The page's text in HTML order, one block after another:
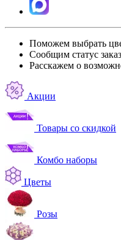
Поможем выбрать
Сообщим статус
Расскажем о
Акции
Товары со скидкой
Комбо наборы
Цветы
Розы